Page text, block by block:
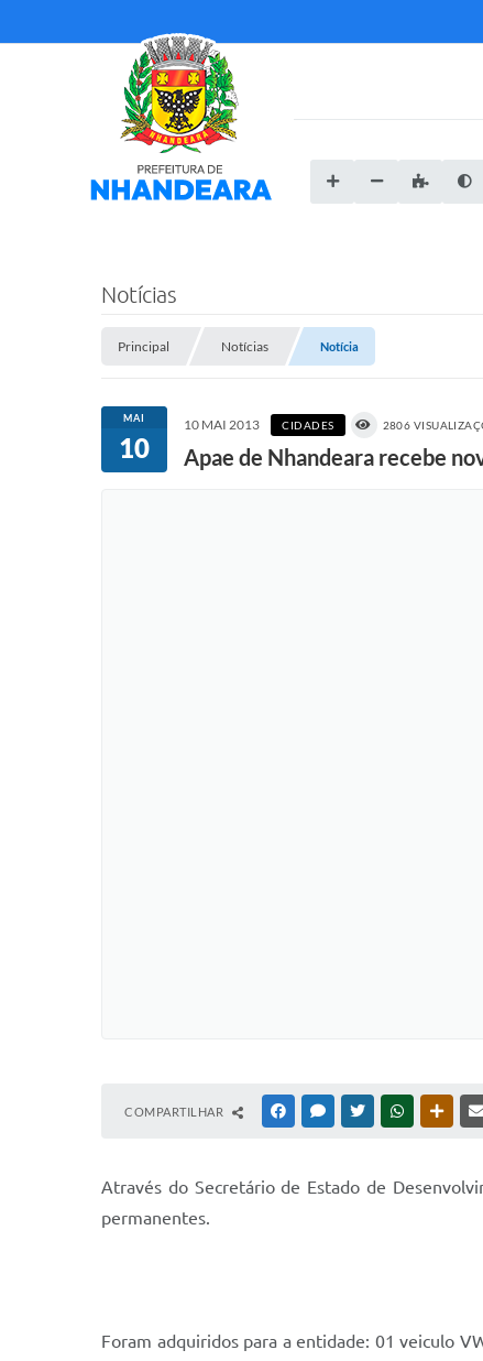
Notícias
Principal Notícias Notícia
MAI
10
10 MAI 2013 CIDADES 2806
Apae de Nhandeara recebe
COMPARTILHAR FACEBOOKMESSENGER
TWITTERWHATSAPP
Através do Secretário de Estado de
permanentes.
Foram adquiridos para a entidade: 01 veiculo